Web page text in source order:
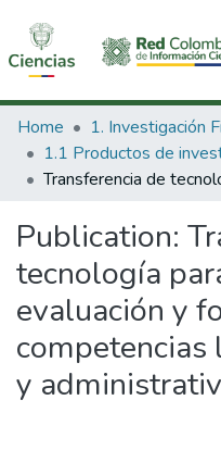
Communities & Collections
All of DSpace
Home
Publication:
tecnología
evaluación y
competencias
y